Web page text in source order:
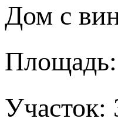
Дом с
Площадь:
Участок: